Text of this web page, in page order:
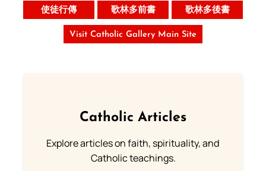
使徒行傳 歌林多前書 歌林多後書
Visit Catholic Gallery Main Site
Catholic Articles
Explore articles on faith, spirituality, and
Catholic teachings.